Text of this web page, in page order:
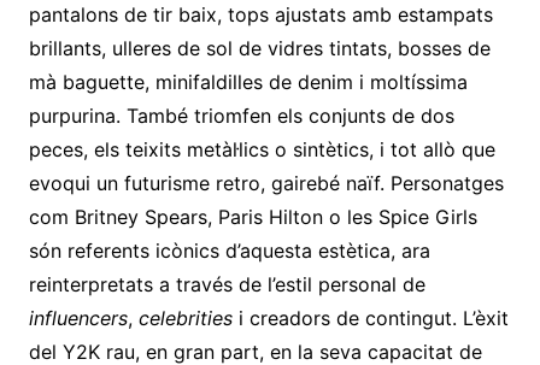
pantalons de tir baix, tops ajustats amb estampats
brillants, ulleres de sol de vidres tintats, bosses de
mà baguette, minifaldilles de denim i moltíssima
purpurina. També triomfen els conjunts de dos
peces, els teixits metàl·lics o sintètics, i tot allò que
evoqui un futurisme retro, gairebé naïf. Personatges
com Britney Spears, Paris Hilton o les Spice Girls
són referents icònics d’aquesta estètica, ara
reinterpretats a través de l’estil personal de
influencers, celebritiesi creadors de contingut. L’èxit
del Y2K rau, en gran part, en la seva capacitat de